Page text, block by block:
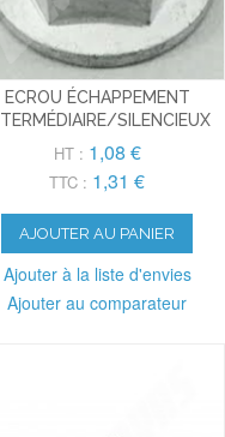
ECROU ÉCHAPPEMENT
SILENCIEUX
HT : 1,08 €
TTC : 1,31 €
AJOUTER AU PANIER
Ajouter à la liste d'envies
Ajouter au comparateur